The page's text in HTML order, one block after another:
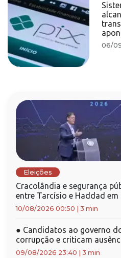
06/
Eleições
Cracolândia e segurança
entre Tarcísio e Haddad em
10/08/2026 00:50 3 min
● Candidatos ao governo
corrupção e criticam
09/08/2026 23:40 3 min